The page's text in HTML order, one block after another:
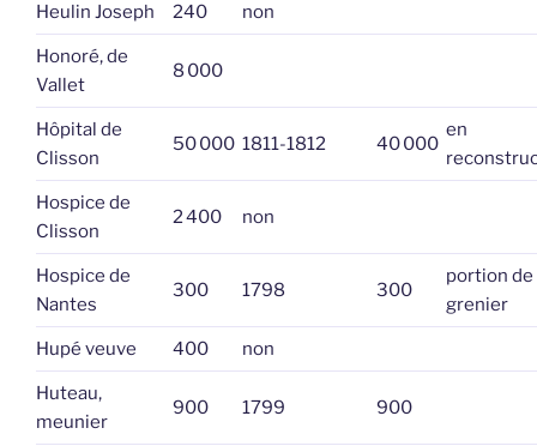
Heulin Joseph 240 non
Honoré, de
Vallet
8 000
Hôpital de
Clisson
50 000 1811-1812 40 000
en
Hospice de
Clisson
2 400 non
Hospice de
Nantes
300 1798 300
portion de
grenier
Hupé veuve 400 non
Huteau,
meunier
900 1799 900